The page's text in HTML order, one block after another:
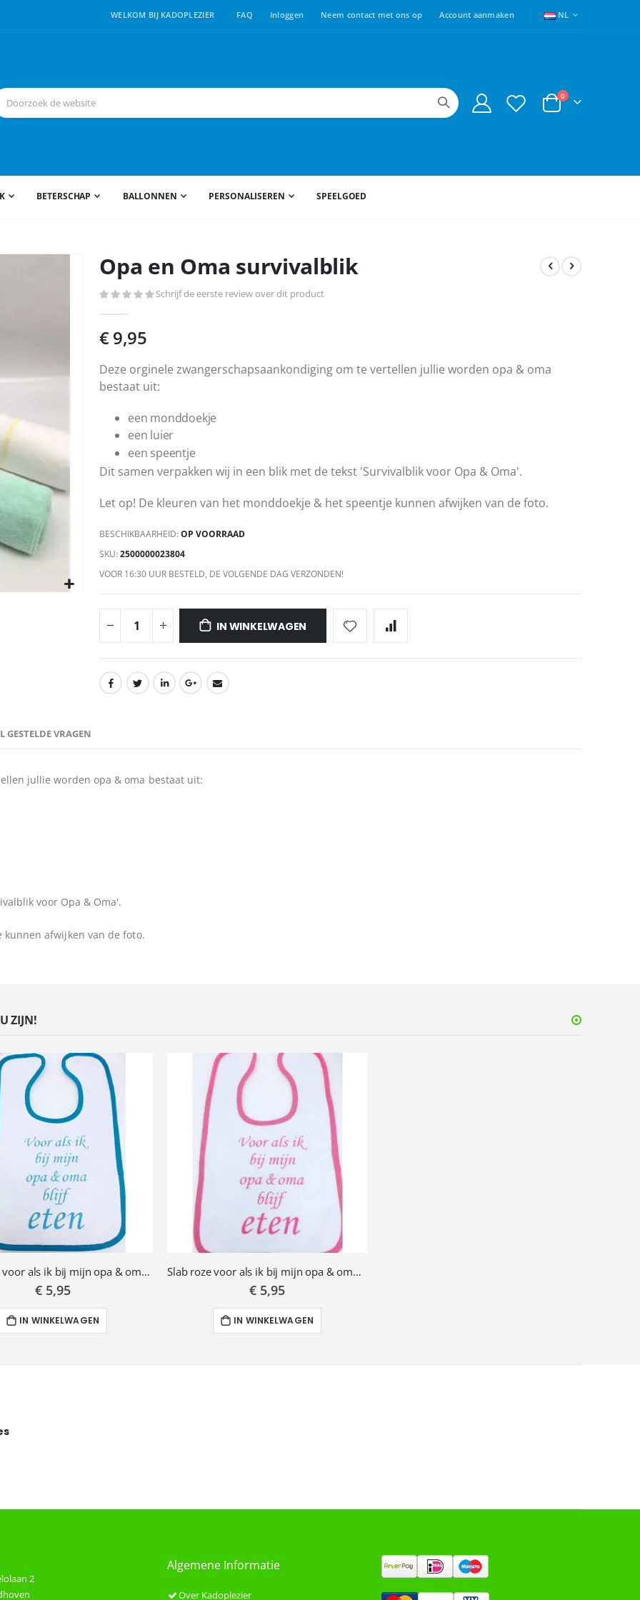
WELKOM BIJ KADOPLEZIER FAQ Inloggen Neem contact met ons op Account aanmaken TAAL NL
Cart
0producten
BETERSCHAP BALLONNEN PERSONALISEREN SPEELGOED
Opa en Oma survivalblik
Schrijf de eerste review over dit product
€ 9,95
Deze orginele zwangerschapsaankondiging om te vertellen jullie worden opa & oma
bestaat uit:
een monddoekje
een luier
een speentje
Dit samen verpakken wij in een blik met de tekst 'Survivalblik voor Opa & Oma'.
Let op! De kleuren van het monddoekje & het speentje kunnen afwijken van de foto.
BESCHIKBAARHEID: OP VOORRAAD
SKU 2500000023804
VOOR 16:30 UUR BESTELD, DE VOLGENDE DAG VERZONDEN!
IN WINKELWAGEN
jullie worden opa & oma bestaat uit:
voor Opa & Oma'.
kunnen afwijken van de foto.
GESTELDE VRAGEN
ZIJN!
Slab aqua voor als ik bij mijn opa & oma blijf eten
€ 5,95
IN WINKELWAGEN
Slab roze voor als ik bij mijn opa & oma blijf eten
€ 5,95
IN WINKELWAGEN
2
Algemene Informatie
Over Kadoplezier